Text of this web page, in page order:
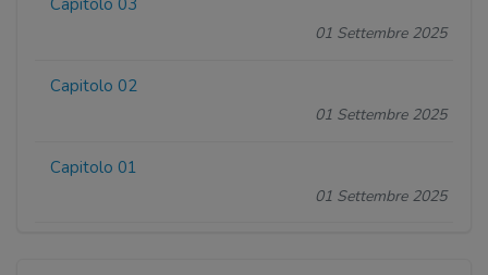
Capitolo 03
01 Settembre 2025
Capitolo 02
01 Settembre 2025
Capitolo 01
01 Settembre 2025